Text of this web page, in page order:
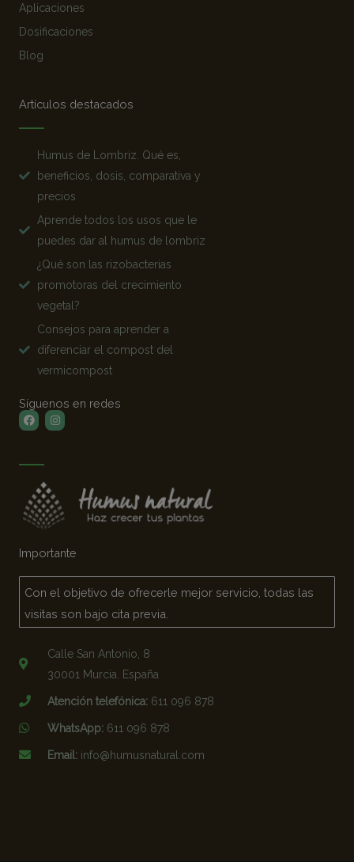
Aplicaciones
Dosificaciones
Blog
Artículos destacados
Humus de Lombriz. Qué es,
beneficios, dosis, comparativa y
precios
Aprende todos los usos que le
puedes dar al humus de lombriz
¿Qué son las rizobacterias
promotoras del crecimiento
vegetal?
Consejos para aprender a
diferenciar el compost del
vermicompost
Síguenos en redes
FacebookInstagram
Importante
Con el objetivo de ofrecerle mejor servicio, todas las
visitas son bajo cita previa.
Calle San Antonio, 8
30001 Murcia. España
Atención telefónica:611 096 878
WhatsApp:611 096 878
Email:info@humusnatural.com